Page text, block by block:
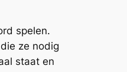
spelen.
ze nodig
staat en